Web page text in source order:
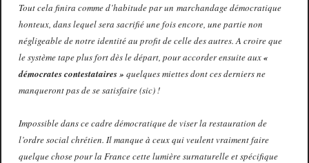
Tout cela finira comme d’habitude par un marchandage démocratique
honteux, dans lequel sera sacrifié une fois encore, une partie non
négligeable de notre identité au profit de celle des autres. A croire que
le système tape plus fort dès le départ, pour accorder ensuite aux«
démocrates contestataires » quelques miettes dont ces derniers ne
manqueront pas de se satisfaire (sic) !
Impossible dans ce cadre démocratique de viser la restauration de
l’ordre social chrétien. Il manque à ceux qui veulent vraiment faire
quelque chose pour la France cette lumière surnaturelle et spécifique